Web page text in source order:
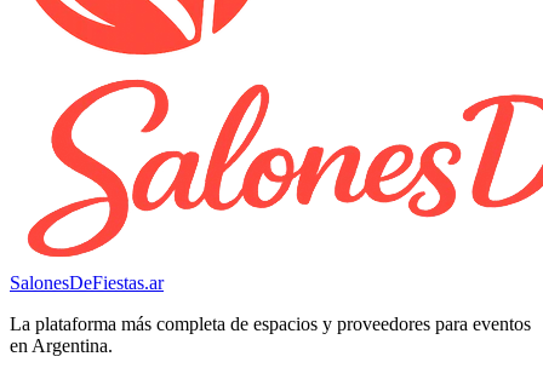
SalonesDeFiestas.ar
La plataforma más completa de espacios y proveedores para eventos
en Argentina.